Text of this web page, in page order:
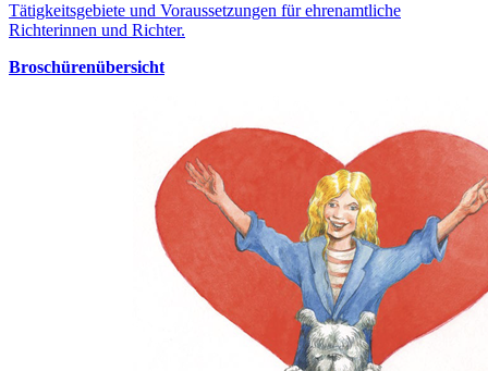
Tätigkeitsgebiete und Voraussetzungen für ehrenamtliche
Richterinnen und Richter.
Broschürenübersicht